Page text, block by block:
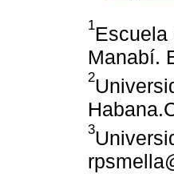
1Escuela
Manabí.
2
3